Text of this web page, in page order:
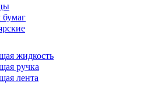
жидкость
ручка
лента